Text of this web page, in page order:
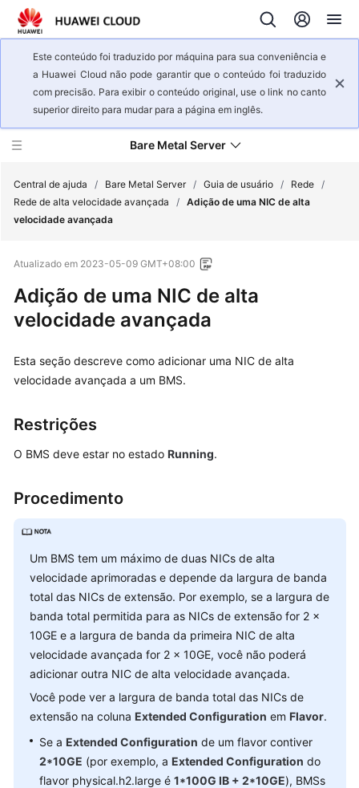
Este conteúdo foi traduzido por máquina para sua conveniência e
a Huawei Cloud não pode garantir que o conteúdo foi traduzido
com precisão. Para exibir o conteúdo original, use o link no canto
superior direito para mudar para a página em inglês.
Bare Metal Server
de
serviço
Primeiros
Guia
usuário
Operações
Instância
Disco
Par
de
chaves
e
Rede
EIP
Central de ajuda / Bare Metal Server / Guia de usuário / Rede /
Rede de alta velocidade avançada
/ Adição de uma NIC de alta
velocidade avançada
Atualizado em 2023-05-09 GMT+08:00
Adição de uma NIC de alta
velocidade avançada
Esta seção descreve como adicionar uma NIC de alta
velocidade avançada a um BMS.
Restrições
O BMS deve estar no estado Running.
Procedimento
Um BMS tem um máximo de duas NICs de alta
velocidade aprimoradas e depende da largura de banda
total das NICs de extensão. Por exemplo, se a largura de
banda total permitida para as NICs de extensão for 2 x
10GE e a largura de banda da primeira NIC de alta
velocidade avançada for 2 x 10GE, você não poderá
adicionar outra NIC de alta velocidade avançada.
Você pode ver a largura de banda total das NICs de
extensão na coluna Extended Configuration em Flavor.
Se a Extended Configuration de um flavor contiver
2*10GE (por exemplo, a Extended Configuration do
flavor physical.h2.large é 1*100G IB + 2*10GE), BMSs